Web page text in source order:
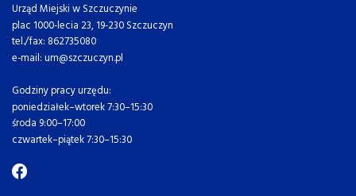
Urząd Miejski w Szczuczynie
plac 1000-lecia 23, 19-230 Szczuczyn
tel./fax: 862735080
e-mail: um@szczuczyn.pl
Godziny pracy urzędu:
poniedziałek–wtorek 7:30–15:30
środa 9:00–17:00
czwartek–piątek 7:30–15:30